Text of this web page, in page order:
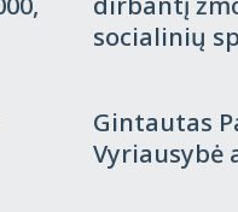
socialinių
Gintautas
Vyriausybė